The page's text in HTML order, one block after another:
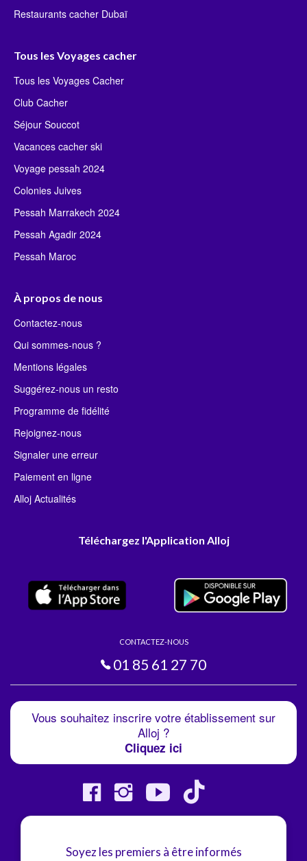
Restaurants cacher Dubaï
Tous les Voyages cacher
Tous les Voyages Cacher
Club Cacher
Séjour Souccot
Vacances cacher ski
Voyage pessah 2024
Colonies Juives
Pessah Marrakech 2024
Pessah Agadir 2024
Pessah Maroc
À propos de nous
Contactez-nous
Qui sommes-nous ?
Mentions légales
Suggérez-nous un resto
Programme de fidélité
Rejoignez-nous
Signaler une erreur
Paiement en ligne
Alloj Actualités
Téléchargez l'Application Alloj
CONTACTEZ-NOUS
01 85 61 27 70
Vous souhaitez inscrire votre établissement sur
Alloj ?
Cliquez ici
Soyez les premiers à être informés